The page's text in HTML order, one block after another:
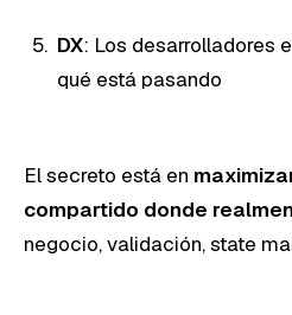
DX: Los desarrolladores
qué está pasando
El secreto está en
compartido donde
negocio, validación, state